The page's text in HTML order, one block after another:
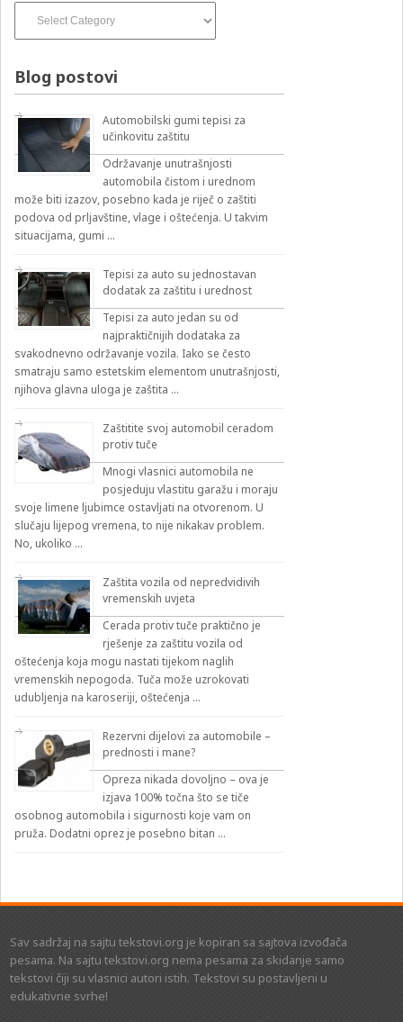
pesama
Blog postovi
Automobilski gumi tepisi za
učinkovitu zaštitu
Održavanje unutrašnjosti
automobila čistom i urednom
može biti izazov, posebno kada je riječ o zaštiti
podova od prljavštine, vlage i oštećenja. U takvim
situacijama, gumi …
Tepisi za auto su jednostavan
dodatak za zaštitu i urednost
Tepisi za auto jedan su od
najpraktičnijih dodataka za
svakodnevno održavanje vozila. Iako se često
smatraju samo estetskim elementom unutrašnjosti,
njihova glavna uloga je zaštita …
Zaštitite svoj automobil ceradom
protiv tuče
Mnogi vlasnici automobila ne
posjeduju vlastitu garažu i moraju
svoje limene ljubimce ostavljati na otvorenom. U
slučaju lijepog vremena, to nije nikakav problem.
No, ukoliko …
Zaštita vozila od nepredvidivih
vremenskih uvjeta
Cerada protiv tuče praktično je
rješenje za zaštitu vozila od
oštećenja koja mogu nastati tijekom naglih
vremenskih nepogoda. Tuča može uzrokovati
udubljenja na karoseriji, oštećenja …
Rezervni dijelovi za automobile –
prednosti i mane?
Opreza nikada dovoljno – ova je
izjava 100% točna što se tiče
osobnog automobila i sigurnosti koje vam on
pruža. Dodatni oprez je posebno bitan …
Sav sadržaj na sajtu tekstovi.org je kopiran sa sajtova izvođača
pesama. Na sajtu tekstovi.org nema pesama za skidanje samo
tekstovi čiji su vlasnici autori istih. Tekstovi su postavljeni u
edukativne svrhe!